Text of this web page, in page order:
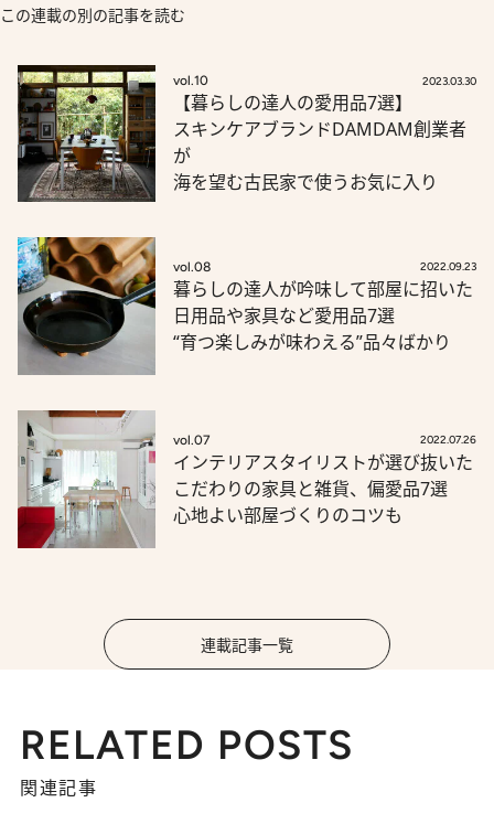
この連載の別の記事を読む
vol.10 2023.03.30
【暮らしの達人の愛用品7選】
スキンケアブランドDAMDAM創業者
が
海を望む古民家で使うお気に入り
vol.08 2022.09.23
暮らしの達人が吟味して部屋に招いた
日用品や家具など愛用品7選
“育つ楽しみが味わえる”品々ばかり
vol.07 2022.07.26
インテリアスタイリストが選び抜いた
こだわりの家具と雑貨、偏愛品7選
心地よい部屋づくりのコツも
連載記事一覧
RELATED POSTS
関連記事